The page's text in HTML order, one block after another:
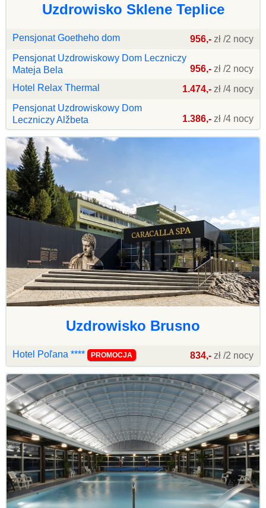
Uzdrowisko Sklene Teplice
Pensjonat Goetheho dom 956,- zł /2 nocy
Pensjonat Uzdrowiskowy Dom Leczniczy
Mateja Bela
956,- zł /2 nocy
Hotel Relax Thermal
1.474,- zł /4 nocy
Pensjonat Uzdrowiskowy Dom
Leczniczy Alžbeta
1.386,- zł /4 nocy
Uzdrowisko Brusno
Hotel Poľana **** PROMOCJA 834,- zł /2 nocy